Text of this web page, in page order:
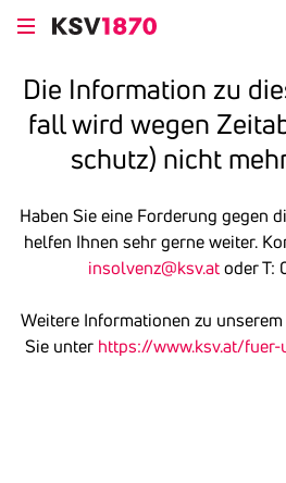
Direkt
zum
Die Infor­ma­tion zu
fall wird wegen
schutz) nicht
Haben Sie eine Forderung gegen
helfen Ihnen sehr gerne weiter.
insolvenz@ksv.atoder T:
Weitere Informationen zu
Sie unter https://www.ksv.at/